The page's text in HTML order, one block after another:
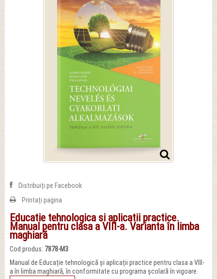
Distribuiți pe Facebook
Printați pagina
Educatie tehnologica si aplicatii practice.
Manual pentru clasa a VIII-a. Varianta în limba
maghiară
Cod produs: 7878-M3
Manual de Educație tehnologică și aplicații practice pentru clasa a VIII-
a în limba maghiară, în conformitate cu programa școlară în vigoare.